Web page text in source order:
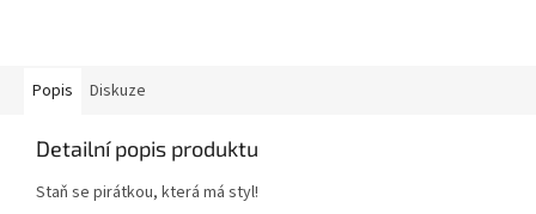
Popis Diskuze
Detailní popis produktu
Staň se pirátkou, která má styl!